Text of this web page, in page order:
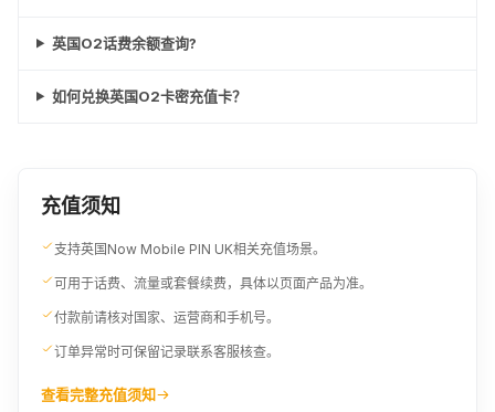
英国O2话费余额查询?
如何兑换英国O2卡密充值卡？
充值须知
支持英国Now Mobile PIN UK相关充值场景。
可用于话费、流量或套餐续费，具体以页面产品为准。
付款前请核对国家、运营商和手机号。
订单异常时可保留记录联系客服核查。
查看完整充值须知